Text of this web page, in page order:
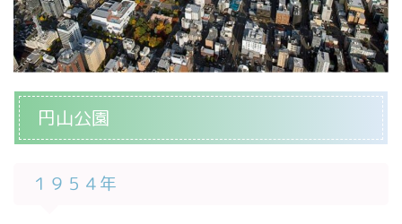
円山公園
１９５４年